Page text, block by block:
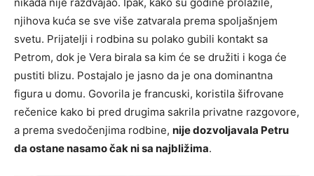
nikada nije razdvajao. Ipak, kako su godine prolazile,
njihova kuća se sve više zatvarala prema spoljašnjem
svetu. Prijatelji i rodbina su polako gubili kontakt sa
Petrom, dok je Vera birala sa kim će se družiti i koga će
pustiti blizu. Postajalo je jasno da je ona dominantna
figura u domu. Govorila je francuski, koristila šifrovane
rečenice kako bi pred drugima sakrila privatne razgovore,
a prema svedočenjima rodbine, nije dozvoljavala Petru
da ostane nasamo čak ni sa najbližima.